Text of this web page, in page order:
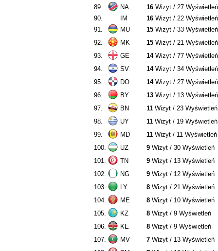
89.
NA 16 Wizyt / 27 Wyświetleń
90.
IM 16 Wizyt / 22 Wyświetleń
91.
MU 15 Wizyt / 33 Wyświetleń
92.
MK 15 Wizyt / 21 Wyświetleń
93.
GE 14Wizyt / 77 Wyświetleń
94.
SV 14Wizyt / 34 Wyświetleń
95.
DO 14Wizyt / 27 Wyświetleń
96.
BY 13 Wizyt / 13 Wyświetleń
97.
BN 11 Wizyt / 23 Wyświetleń
98.
UY 11 Wizyt / 19 Wyświetleń
99.
MD 11 Wizyt / 11 Wyświetleń
100.
UZ 9 Wizyt / 30 Wyświetleń
101.
TN 9 Wizyt / 13 Wyświetleń
102.
NG 9 Wizyt / 12 Wyświetleń
103.
LY 8 Wizyt / 21 Wyświetleń
104.
ME 8 Wizyt / 10 Wyświetleń
105.
KZ 8 Wizyt / 9 Wyświetleń
106.
KE 8 Wizyt / 9 Wyświetleń
107.
MV 7 Wizyt / 13 Wyświetleń